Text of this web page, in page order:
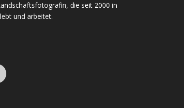
die seit 2000 in
und arbeitet.